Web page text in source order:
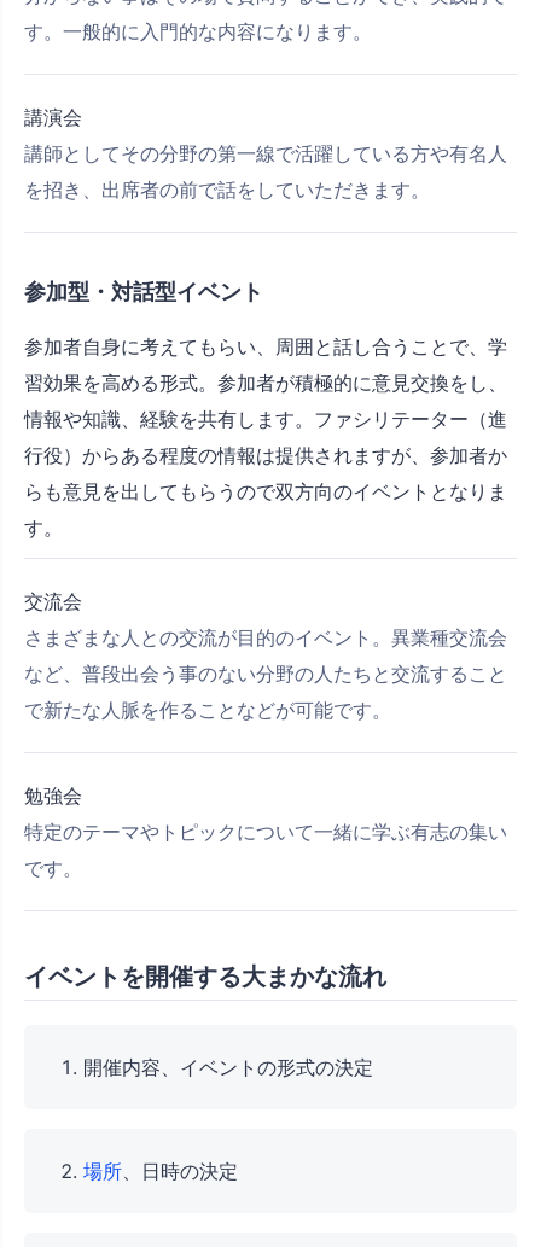
す。一般的に入門的な内容になります。
講演会
講師としてその分野の第一線で活躍している方や有名人
を招き、出席者の前で話をしていただきます。
参加型・対話型イベント
参加者自身に考えてもらい、周囲と話し合うことで、学
習効果を高める形式。参加者が積極的に意見交換をし、
情報や知識、経験を共有します。ファシリテーター（進
行役）からある程度の情報は提供されますが、参加者か
らも意見を出してもらうので双方向のイベントとなりま
す。
交流会
さまざまな人との交流が目的のイベント。異業種交流会
など、普段出会う事のない分野の人たちと交流すること
で新たな人脈を作ることなどが可能です。
勉強会
特定のテーマやトピックについて一緒に学ぶ有志の集い
です。
イベントを開催する大まかな流れ
開催内容、イベントの形式の決定
場所、日時の決定